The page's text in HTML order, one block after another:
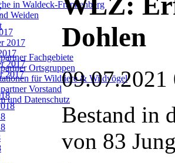
in Waldeck-Frankenberg
Weiden
Fachgebiete
Ortsgruppen
für Wildtiere & Wildvögel
Vorstand
und Datenschutz
2017
2017
2017
Dohlen
09.07.2021
Bestand in
von 83